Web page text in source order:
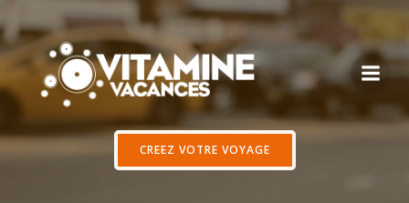
Aller
contenu
CREEZ VOTRE VOYAGE